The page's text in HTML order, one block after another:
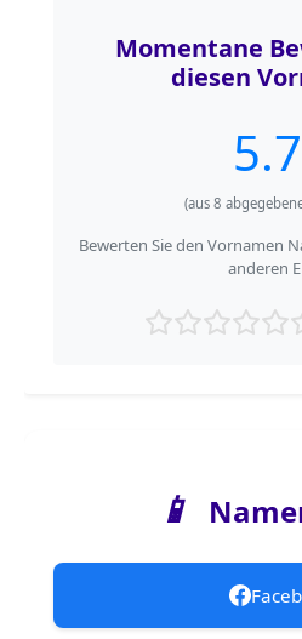
Momentane
diesen
(aus 8
Bewerten Sie den Vornamen
anderen
📱